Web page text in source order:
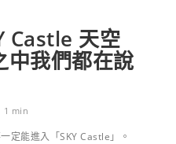
Castle 天空
中我們都在說
1 min
定能進入「SKY Castle」。